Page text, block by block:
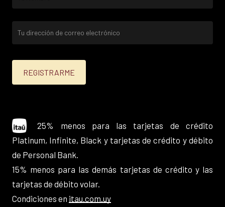
25% menos para las tarjetas de crédito
Platinum, Infinite, Black y tarjetas de crédito y débito
de Personal Bank.
15% menos para las demás tarjetas de crédito y las
tarjetas de débito volar.
Condiciones en itau.com.uy